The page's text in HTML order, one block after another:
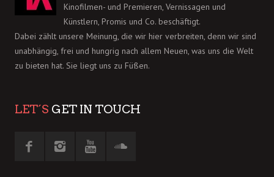
Kinofilmen- und Premieren, Vernissagen und
Künstlern, Promis und Co. beschäftigt.
Dabei zählt unsere Meinung, die wir hier verbreiten, denn wir sind
unabhängig, frei und hungrig nach allem Neuen, was uns die Welt
zu bieten hat. Sie liegt uns zu Füßen.
LET´S GET IN TOUCH